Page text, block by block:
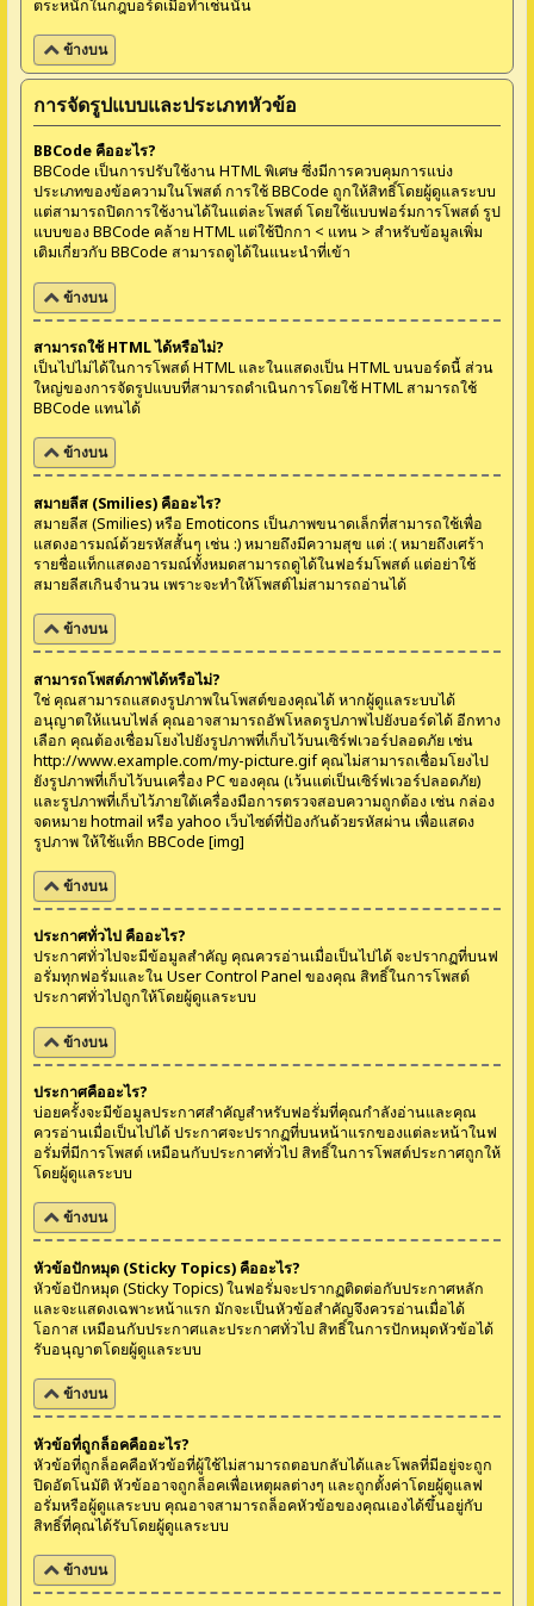
ตระหนักในกฎบอร์ดเมื่อทำเช่นนั้น
ข้างบน
การจัดรูปแบบและประเภทหัวข้อ
BBCode คืออะไร?
BBCode เป็นการปรับใช้งาน HTML พิเศษ ซึ่งมีการควบคุมการแบ่ง
ประเภทของข้อความในโพสต์ การใช้ BBCode ถูกให้สิทธิ์โดยผู้ดูแลระบบ
แต่สามารถปิดการใช้งานได้ในแต่ละโพสต์ โดยใช้แบบฟอร์มการโพสต์ รูป
แบบของ BBCode คล้าย HTML แต่ใช้ปีกกา < แทน > สำหรับข้อมูลเพิ่ม
เติมเกี่ยวกับ BBCode สามารถดูได้ในแนะนำที่เข้า
ข้างบน
สามารถใช้ HTML ได้หรือไม่?
เป็นไปไม่ได้ในการโพสต์ HTML และในแสดงเป็น HTML บนบอร์ดนี้ ส่วน
ใหญ่ของการจัดรูปแบบที่สามารถดำเนินการโดยใช้ HTML สามารถใช้
BBCode แทนได้
ข้างบน
สมายลีส (Smilies) คืออะไร?
สมายลีส (Smilies) หรือ Emoticons เป็นภาพขนาดเล็กที่สามารถใช้เพื่อ
แสดงอารมณ์ด้วยรหัสสั้นๆ เช่น :) หมายถึงมีความสุข แต่ :( หมายถึงเศร้า
รายชื่อแท็กแสดงอารมณ์ทั้งหมดสามารถดูได้ในฟอร์มโพสต์ แต่อย่าใช้
สมายลีสเกินจำนวน เพราะจะทำให้โพสต์ไม่สามารถอ่านได้
ข้างบน
สามารถโพสต์ภาพได้หรือไม่?
ใช่ คุณสามารถแสดงรูปภาพในโพสต์ของคุณได้ หากผู้ดูแลระบบได้
อนุญาตให้แนบไฟล์ คุณอาจสามารถอัพโหลดรูปภาพไปยังบอร์ดได้ อีกทาง
เลือก คุณต้องเชื่อมโยงไปยังรูปภาพที่เก็บไว้บนเซิร์ฟเวอร์ปลอดภัย เช่น
http://www.example.com/my-picture.gif คุณไม่สามารถเชื่อมโยงไป
ยังรูปภาพที่เก็บไว้บนเครื่อง PC ของคุณ (เว้นแต่เป็นเซิร์ฟเวอร์ปลอดภัย)
และรูปภาพที่เก็บไว้ภายใต้เครื่องมือการตรวจสอบความถูกต้อง เช่น กล่อง
จดหมาย hotmail หรือ yahoo เว็บไซต์ที่ป้องกันด้วยรหัสผ่าน เพื่อแสดง
รูปภาพ ให้ใช้แท็ก BBCode [img]
ข้างบน
ประกาศทั่วไป คืออะไร?
ประกาศทั่วไปจะมีข้อมูลสำคัญ คุณควรอ่านเมื่อเป็นไปได้ จะปรากฏที่บนฟ
อรั่มทุกฟอรั่มและใน User Control Panel ของคุณ สิทธิ์ในการโพสต์
ประกาศทั่วไปถูกให้โดยผู้ดูแลระบบ
ข้างบน
ประกาศคืออะไร?
บ่อยครั้งจะมีข้อมูลประกาศสำคัญสำหรับฟอรั่มที่คุณกำลังอ่านและคุณ
ควรอ่านเมื่อเป็นไปได้ ประกาศจะปรากฏที่บนหน้าแรกของแต่ละหน้าในฟ
อรั่มที่มีการโพสต์ เหมือนกับประกาศทั่วไป สิทธิ์ในการโพสต์ประกาศถูกให้
โดยผู้ดูแลระบบ
ข้างบน
หัวข้อปักหมุด (Sticky Topics) คืออะไร?
หัวข้อปักหมุด (Sticky Topics) ในฟอรั่มจะปรากฏติดต่อกับประกาศหลัก
และจะแสดงเฉพาะหน้าแรก มักจะเป็นหัวข้อสำคัญจึงควรอ่านเมื่อได้
โอกาส เหมือนกับประกาศและประกาศทั่วไป สิทธิ์ในการปักหมุดหัวข้อได้
รับอนุญาตโดยผู้ดูแลระบบ
ข้างบน
หัวข้อที่ถูกล็อคคืออะไร?
หัวข้อที่ถูกล็อคคือหัวข้อที่ผู้ใช้ไม่สามารถตอบกลับได้และโพลที่มีอยู่จะถูก
ปิดอัตโนมัติ หัวข้ออาจถูกล็อคเพื่อเหตุผลต่างๆ และถูกตั้งค่าโดยผู้ดูแลฟ
อรั่มหรือผู้ดูแลระบบ คุณอาจสามารถล็อคหัวข้อของคุณเองได้ขึ้นอยู่กับ
สิทธิ์ที่คุณได้รับโดยผู้ดูแลระบบ
ข้างบน